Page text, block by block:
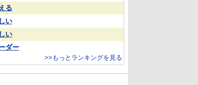
る
い
い
ダー
>>もっとランキングを見る